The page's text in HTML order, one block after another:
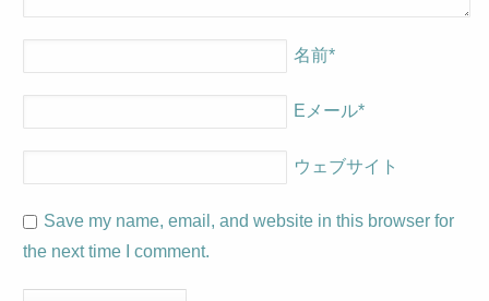
名前*
Eメール*
ウェブサイト
Save my name, email, and website in this browser for
the next time I comment.